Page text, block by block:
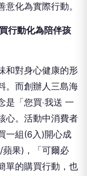
化為實際行動。
行動化為陪伴孩
和對身心健康的形
。而創辦人三島海
是「您買‧我送 一
心。活動中消費者
一組(6入)開心成
果)，「可爾必
單的購買行動，也